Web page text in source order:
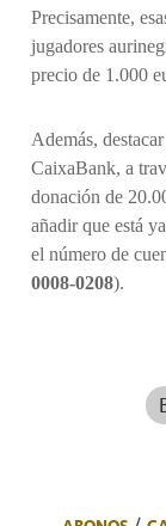
Precisamente,
jugadores
precio de 1.000
Además,
CaixaBank, a
donación de
añadir que está
el número de
0008-0208).